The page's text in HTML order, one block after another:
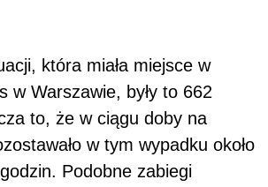
która miała miejsce w
w Warszawie, były to 662
to, że w ciągu doby na
w tym wypadku około
Podobne zabiegi